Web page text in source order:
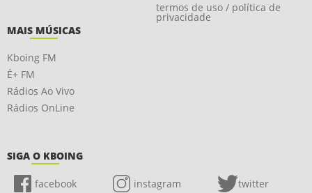
termos de uso / política de
privacidade
MAIS MÚSICAS
Kboing FM
É+ FM
Rádios Ao Vivo
Rádios OnLine
SIGA O KBOING
facebook instagram twitter